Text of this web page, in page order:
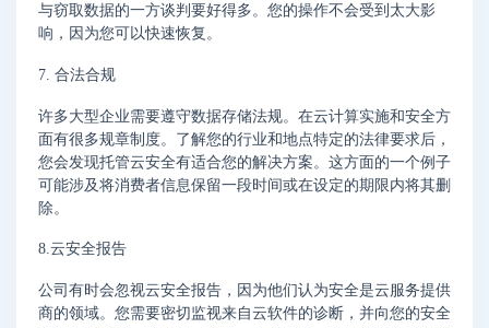
与窃取数据的一方谈判要好得多。您的操作不会受到太大影
响，因为您可以快速恢复。
7. 合法合规
许多大型企业需要遵守数据存储法规。在云计算实施和安全方
面有很多规章制度。了解您的行业和地点特定的法律要求后，
您会发现托管云安全有适合您的解决方案。这方面的一个例子
可能涉及将消费者信息保留一段时间或在设定的期限内将其删
除。
8.云安全报告
公司有时会忽视云安全报告，因为他们认为安全是云服务提供
商的领域。您需要密切监视来自云软件的诊断，并向您的安全